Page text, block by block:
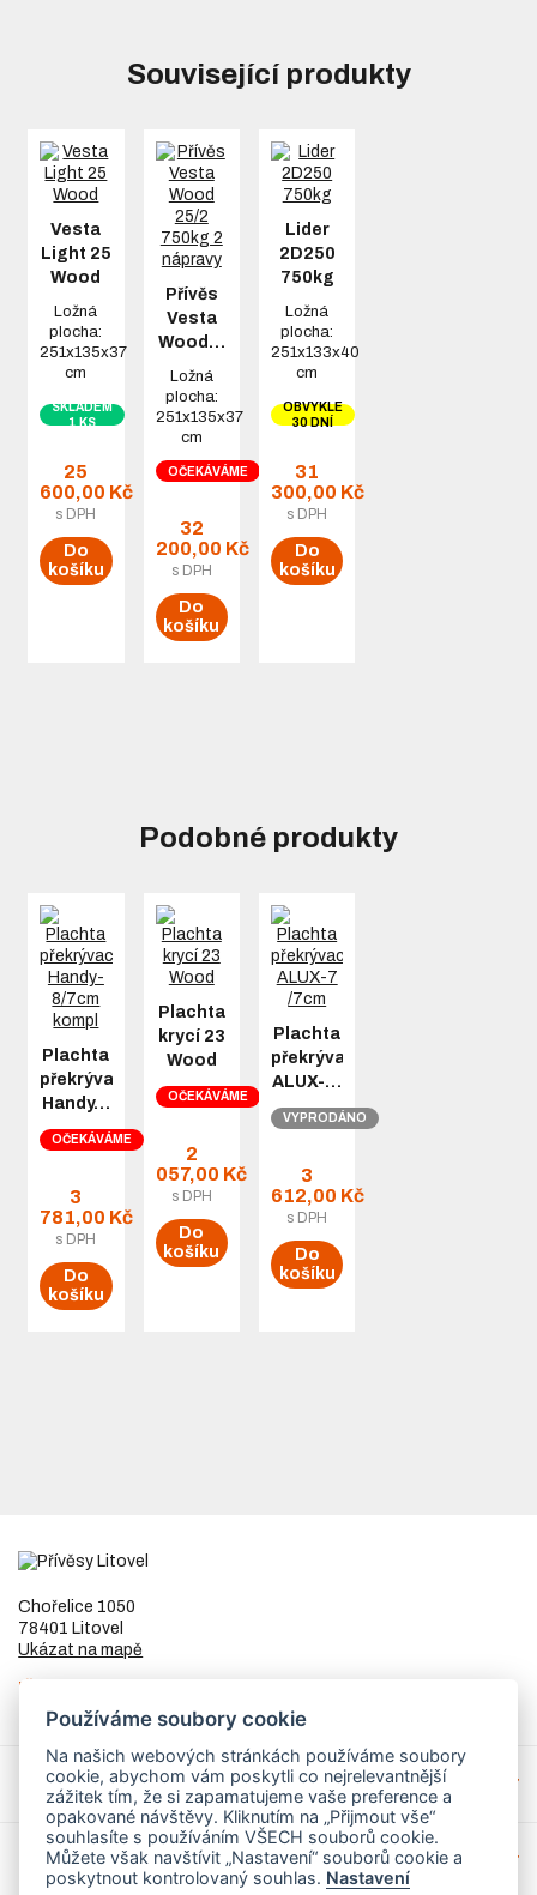
Související produkty
Vesta
Light 25
Wood
Ložná
plocha:
251x135x37
cm
SKLADEM
1 KS
25
600,00 Kč
s DPH
Do
košíku
Přívěs
Vesta
Wood…
Ložná
plocha:
251x135x37
cm
OČEKÁVÁME
32
200,00 Kč
s DPH
Do
košíku
Lider
2D250
750kg
Ložná
plocha:
251x133x40
cm
OBVYKLE
30 DNÍ
31
300,00 Kč
s DPH
Do
košíku
Podobné produkty
Plachta
překrývací
Handy…
OČEKÁVÁME
3
781,00 Kč
s DPH
Do
košíku
Plachta
krycí 23
Wood
OČEKÁVÁME
2
057,00 Kč
s DPH
Do
košíku
Plachta
překrývací
ALUX-…
VYPRODÁNO
3
612,00 Kč
s DPH
Do
košíku
Chořelice 1050
78401 Litovel
Ukázat na mapě
IČ
DIČCZ8253255307
Přívěsy a náhradní díly
Servis
Používáme soubory cookie
Na našich webových stránkách používáme soubory
cookie, abychom vám poskytli co nejrelevantnější
zážitek tím, že si zapamatujeme vaše preference a
opakované návštěvy. Kliknutím na „Přijmout vše“
souhlasíte s používáním VŠECH souborů cookie.
Můžete však navštívit „Nastavení“ souborů cookie a
poskytnout kontrolovaný souhlas. Nastavení